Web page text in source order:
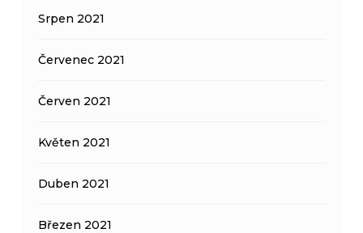
Srpen 2021
Červenec 2021
Červen 2021
Květen 2021
Duben 2021
Březen 2021